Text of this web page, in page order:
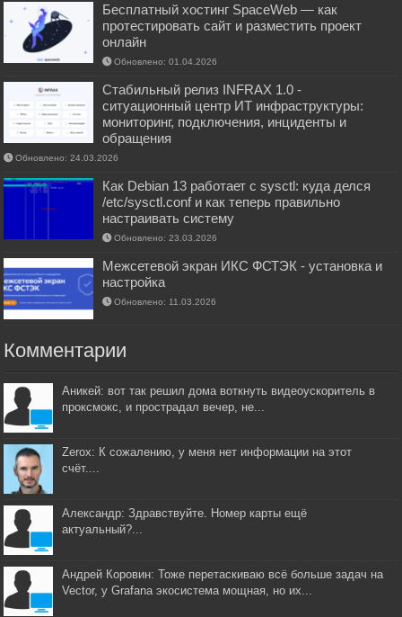
Бесплатный хостинг SpaceWeb — как
протестировать сайт и разместить проект
онлайн
Обновлено: 01.04.2026
Стабильный релиз INFRAX 1.0 -
ситуационный центр ИТ инфраструктуры:
мониторинг, подключения, инциденты и
обращения
Обновлено: 24.03.2026
Как Debian 13 работает с sysctl: куда делся
/etc/sysctl.conf и как теперь правильно
настраивать систему
Обновлено: 23.03.2026
Межсетевой экран ИКС ФСТЭК - установка и
настройка
Обновлено: 11.03.2026
Комментарии
Аникей: вот так решил дома воткнуть видеоускоритель в
проксмокс, и прострадал вечер, не...
Zerox: К сожалению, у меня нет информации на этот
счёт....
Александр: Здравствуйте. Номер карты ещё
актуальный?...
Андрей Коровин: Тоже перетаскиваю всё больше задач на
Vector, у Grafana экосистема мощная, но их...